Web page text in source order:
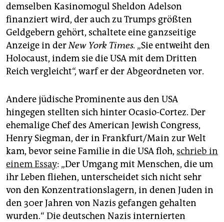
demselben Kasinomogul Sheldon Adelson
finanziert wird, der auch zu Trumps größten
Geldgebern gehört, schaltete eine ganzseitige
Anzeige in derNew York Times. „Sie entweiht den
Holocaust, indem sie die USA mit dem Dritten
Reich vergleicht“, warf er der Abgeordneten vor.
Andere jüdische Prominente aus den USA
hingegen stellten sich hinter Ocasio-Cortez. Der
ehemalige Chef des American Jewish Congress,
Henry Siegman, der in Frankfurt/Main zur Welt
kam, bevor seine Familie in die USA floh, schrieb in
einem Essay: „Der Umgang mit Menschen, die um
ihr Leben fliehen, unterscheidet sich nicht sehr
von den Konzentrationslagern, in denen Juden in
den 30er Jahren von Nazis gefangen gehalten
wurden.“ Die deutschen Nazis internierten